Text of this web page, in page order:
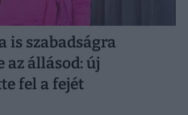
is szabadságra
az állásod: új
fel a fejét